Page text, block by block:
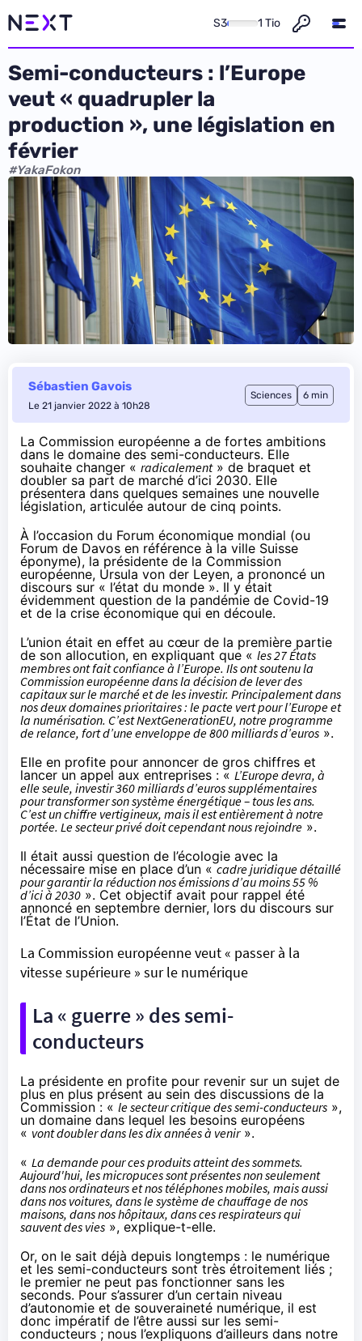
S3 1 Tio
Semi-conducteurs : l’Europe
veut « quadrupler la
production », une législation en
février
#YakaFokon
Sébastien Gavois
Le 21 janvier 2022 à 10h28
Sciences 6 min
La Commission européenne a de fortes ambitions
dans le domaine des semi-conducteurs. Elle
souhaite changer « radicalement» de braquet et
doubler sa part de marché d’ici 2030. Elle
présentera dans quelques semaines une nouvelle
législation, articulée autour de cinq points.
À l’occasion du Forum économique mondial (ou
Forum de Davos en référence à la ville Suisse
éponyme), la présidente de la Commission
européenne, Ursula von der Leyen, a prononcé un
discours sur « l’état du monde ». Il y était
évidemment question de la pandémie de Covid-19
et de la crise économique qui en découle.
L’union était en effet au cœur de la première partie
de son allocution, en expliquant que « les 27 États
membres ont fait confiance à l’Europe. Ils ont soutenu la
Commission européenne dans la décision de lever des
capitaux sur le marché et de les investir. Principalement dans
nos deux domaines prioritaires : le pacte vert pour l’Europe et
la numérisation. C’est NextGenerationEU, notre programme
de relance, fort d’une enveloppe de 800 milliards d’euros ».
Elle en profite pour annoncer de gros chiffres et
lancer un appel aux entreprises : « L’Europe devra, à
elle seule, investir 360 milliards d’euros supplémentaires
pour transformer son système énergétique – tous les ans.
C’est un chiffre vertigineux, mais il est entièrement à notre
portée. Le secteur privé doit cependant nous rejoindre ».
Il était aussi question de l’écologie avec la
nécessaire mise en place d’un «cadre juridique détaillé
pour garantir la réduction nos émissions d’au moins 55 %
d’ici à 2030 ». Cet objectif avait pour rappel été
annoncé en septembre dernier, lors du discours sur
l’État de l’Union.
La Commission européenne veut « passer à la
vitesse supérieure » sur le numérique
La « guerre » des semi-
conducteurs
La présidente en profite pour revenir sur un sujet de
plus en plus présent au sein des discussions de la
Commission : « le secteur critique des semi-conducteurs »,
un domaine dans lequel les besoins européens
« vont doubler dans les dix années à venir».
« La demande pour ces produits atteint des sommets.
Aujourd'hui, les micropuces sont présentes non seulement
dans nos ordinateurs et nos téléphones mobiles, mais aussi
dans nos voitures, dans le système de chauffage de nos
maisons, dans nos hôpitaux, dans ces respirateurs qui
sauvent des vies », explique-t-elle.
Or, on le sait déjà depuis longtemps : le numérique
et les semi-conducteurs sont très étroitement liés ;
le premier ne peut pas fonctionner sans les
seconds. Pour s’assurer d’un certain niveau
d’autonomie et de souveraineté numérique, il est
donc impératif de l’être aussi sur les semi-
conducteurs ; nous l’expliquons d’ailleurs dans notre